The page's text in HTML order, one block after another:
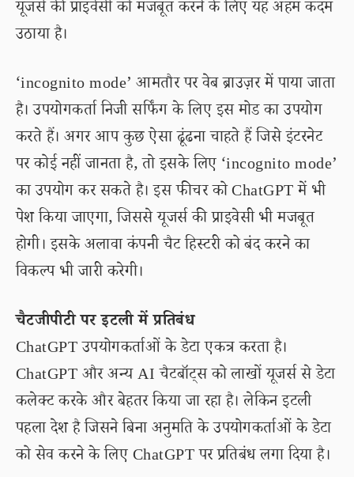
यूजर्स की प्राइवेसी को मजबूत करने के लिए यह अहम कदम
उठाया है।
‘incognito mode’ आमतौर पर वेब ब्राउज़र में पाया जाता
है। उपयोगकर्ता निजी सर्फिंग के लिए इस मोड का उपयोग
करते हैं। अगर आप कुछ ऐसा ढूंढना चाहते हैं जिसे इंटरनेट
पर कोई नहीं जानता है, तो इसके लिए ‘incognito mode’
का उपयोग कर सकते है। इस फीचर को ChatGPT में भी
पेश किया जाएगा, जिससे यूजर्स की प्राइवेसी भी मजबूत
होगी। इसके अलावा कंपनी चैट हिस्टरी को बंद करने का
विकल्प भी जारी करेगी।
चैटजीपीटी पर इटली में प्रतिबंध
ChatGPT उपयोगकर्ताओं के डेटा एकत्र करता है।
ChatGPT और अन्य AI चैटबॉट्स को लाखों यूजर्स से डेटा
कलेक्ट करके और बेहतर किया जा रहा है। लेकिन इटली
पहला देश है जिसने बिना अनुमति के उपयोगकर्ताओं के डेटा
को सेव करने के लिए ChatGPT पर प्रतिबंध लगा दिया है।